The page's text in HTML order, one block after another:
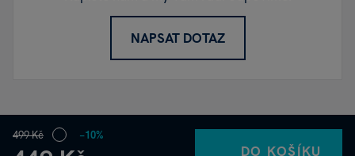
NAPSAT DOTAZ
499 Kč −10%
DO KOŠÍKU